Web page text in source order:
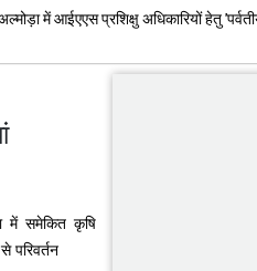
प्रशिक्षु अधिकारियों हेतु 'पर्वतीय कृषि एवं
में समेकित कृषि
परिवर्तन